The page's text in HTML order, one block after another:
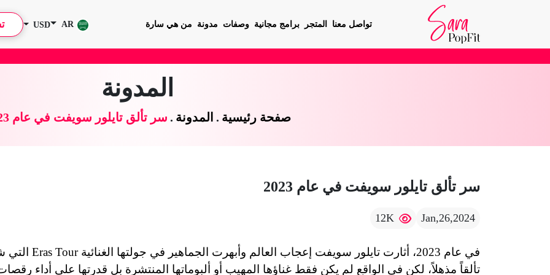
تواصل معنا المتجر برامج مجانية وصفات مدونة من هي سارة AR
USD
المدونة
صفحة رئيسية . المدونة . سر تألق تايلور سويفت في عام 2023
سر تألق تايلور سويفت في عام 2023
Jan,26,2024
12K